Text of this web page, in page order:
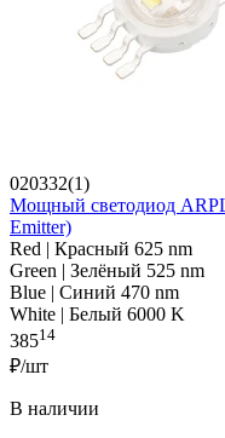
020332(1)
Мощный светодиод
Emitter)
Red | Красный 625 nm
Green | Зелёный 525 nm
Blue | Синий 470 nm
White | Белый 6000 K
38514
₽/шт
В наличии